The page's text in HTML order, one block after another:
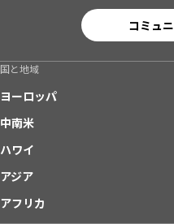
コミュ
国と地域
ヨーロッパ
中南米
ハワイ
アジア
アフリカ